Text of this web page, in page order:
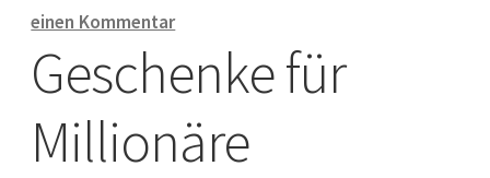
Keine Ahnung welches Geschenk?
einen Kommentar
Geschenke für
Millionäre